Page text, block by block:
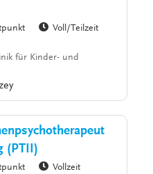
Voll/Teilzeit
für Kinder- und
(PTII)
Vollzeit